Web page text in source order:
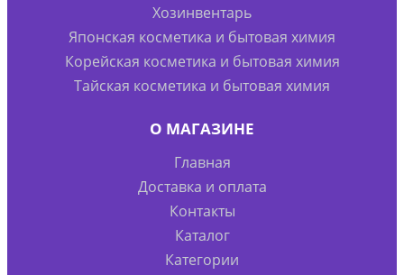
Хозинвентарь
Японская косметика и бытовая химия
Корейская косметика и бытовая химия
Тайская косметика и бытовая химия
О МАГАЗИНЕ
Главная
Доставка и оплата
Контакты
Каталог
Категории